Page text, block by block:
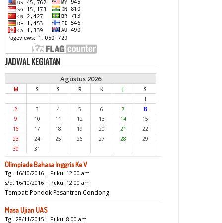
JADWAL KEGIATAN
Agustus 2026
M S S R K J
S
1
2
3 4 5 6 7 8
9 10 11 12 13 14
15
16
17 18 19 20 21
22
23
24 25 26 27 28
29
30
31
Olimpiade Bahasa Inggris Ke V
Tgl. 16/10/2016 | Pukul 12:00 am
s/d. 16/10/2016 | Pukul 12:00 am
Tempat: Pondok Pesantren Condong
Masa Ujian UAS
Tgl. 28/11/2015 | Pukul 8:00 am